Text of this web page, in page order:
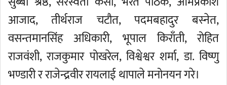
आजाद, तीर्थराज चटौत, पदमबहादुर बस्नेत,
वसन्तमानसिंह अधिकारी, भूपाल किराँती, रोहित
राजवंशी, राजकुमार पोखरेल, विश्वेश्वर शर्मा, डा. विष्णु
भण्डारी र राजेन्द्रवीर रायलाई थापाले मनोनयन गरे।